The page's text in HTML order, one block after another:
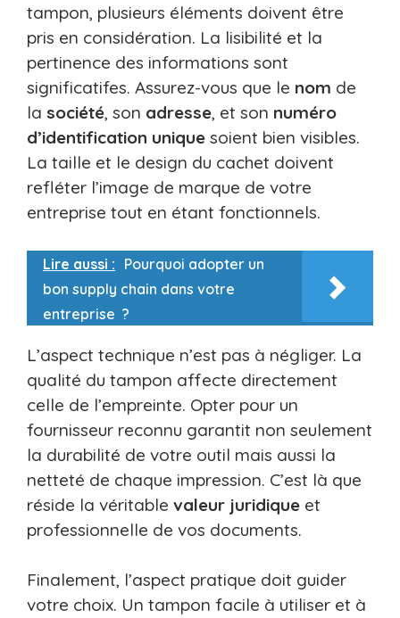
tampon, plusieurs éléments doivent être
pris en considération. La lisibilité et la
pertinence des informations sont
significatifes. Assurez-vous que le nom de
la société, son adresse, et son numéro
d’identification unique soient bien visibles.
La taille et le design du cachet doivent
refléter l’image de marque de votre
entreprise tout en étant fonctionnels.
Lire aussi : Pourquoi adopter un
bon supply chain dans votre
entreprise ?
L’aspect technique n’est pas à négliger. La
qualité du tampon affecte directement
celle de l’empreinte. Opter pour un
fournisseur reconnu garantit non seulement
la durabilité de votre outil mais aussi la
netteté de chaque impression. C’est là que
réside la véritable valeur juridique et
professionnelle de vos documents.
Finalement, l’aspect pratique doit guider
votre choix. Un tampon facile à utiliser et à